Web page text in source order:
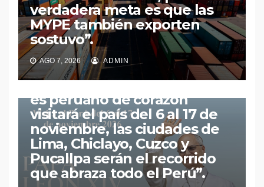
verdadera meta es que las
MYPE también exporten
sostuvo”.​​
AGO 7, 2026 ADMIN
PERÚ
¡Papa León XIV Regresa a
Casa! “El Sumo Pontífice que
es peruano de corazón
visitará el país del 6 al 17 de
noviembre, las ciudades de
Lima, Chiclayo, Cuzco y
Pucallpa serán el recorrido
que abraza todo el Perú”.​